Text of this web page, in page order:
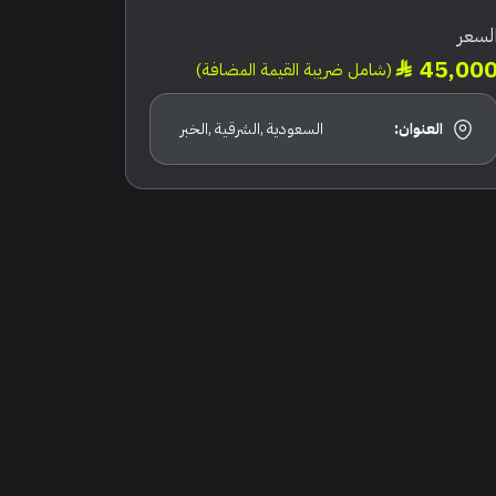
(شامل ضريبة القيمة المضافة)
العنوان: السعودية ,الشرقية ,الخبر